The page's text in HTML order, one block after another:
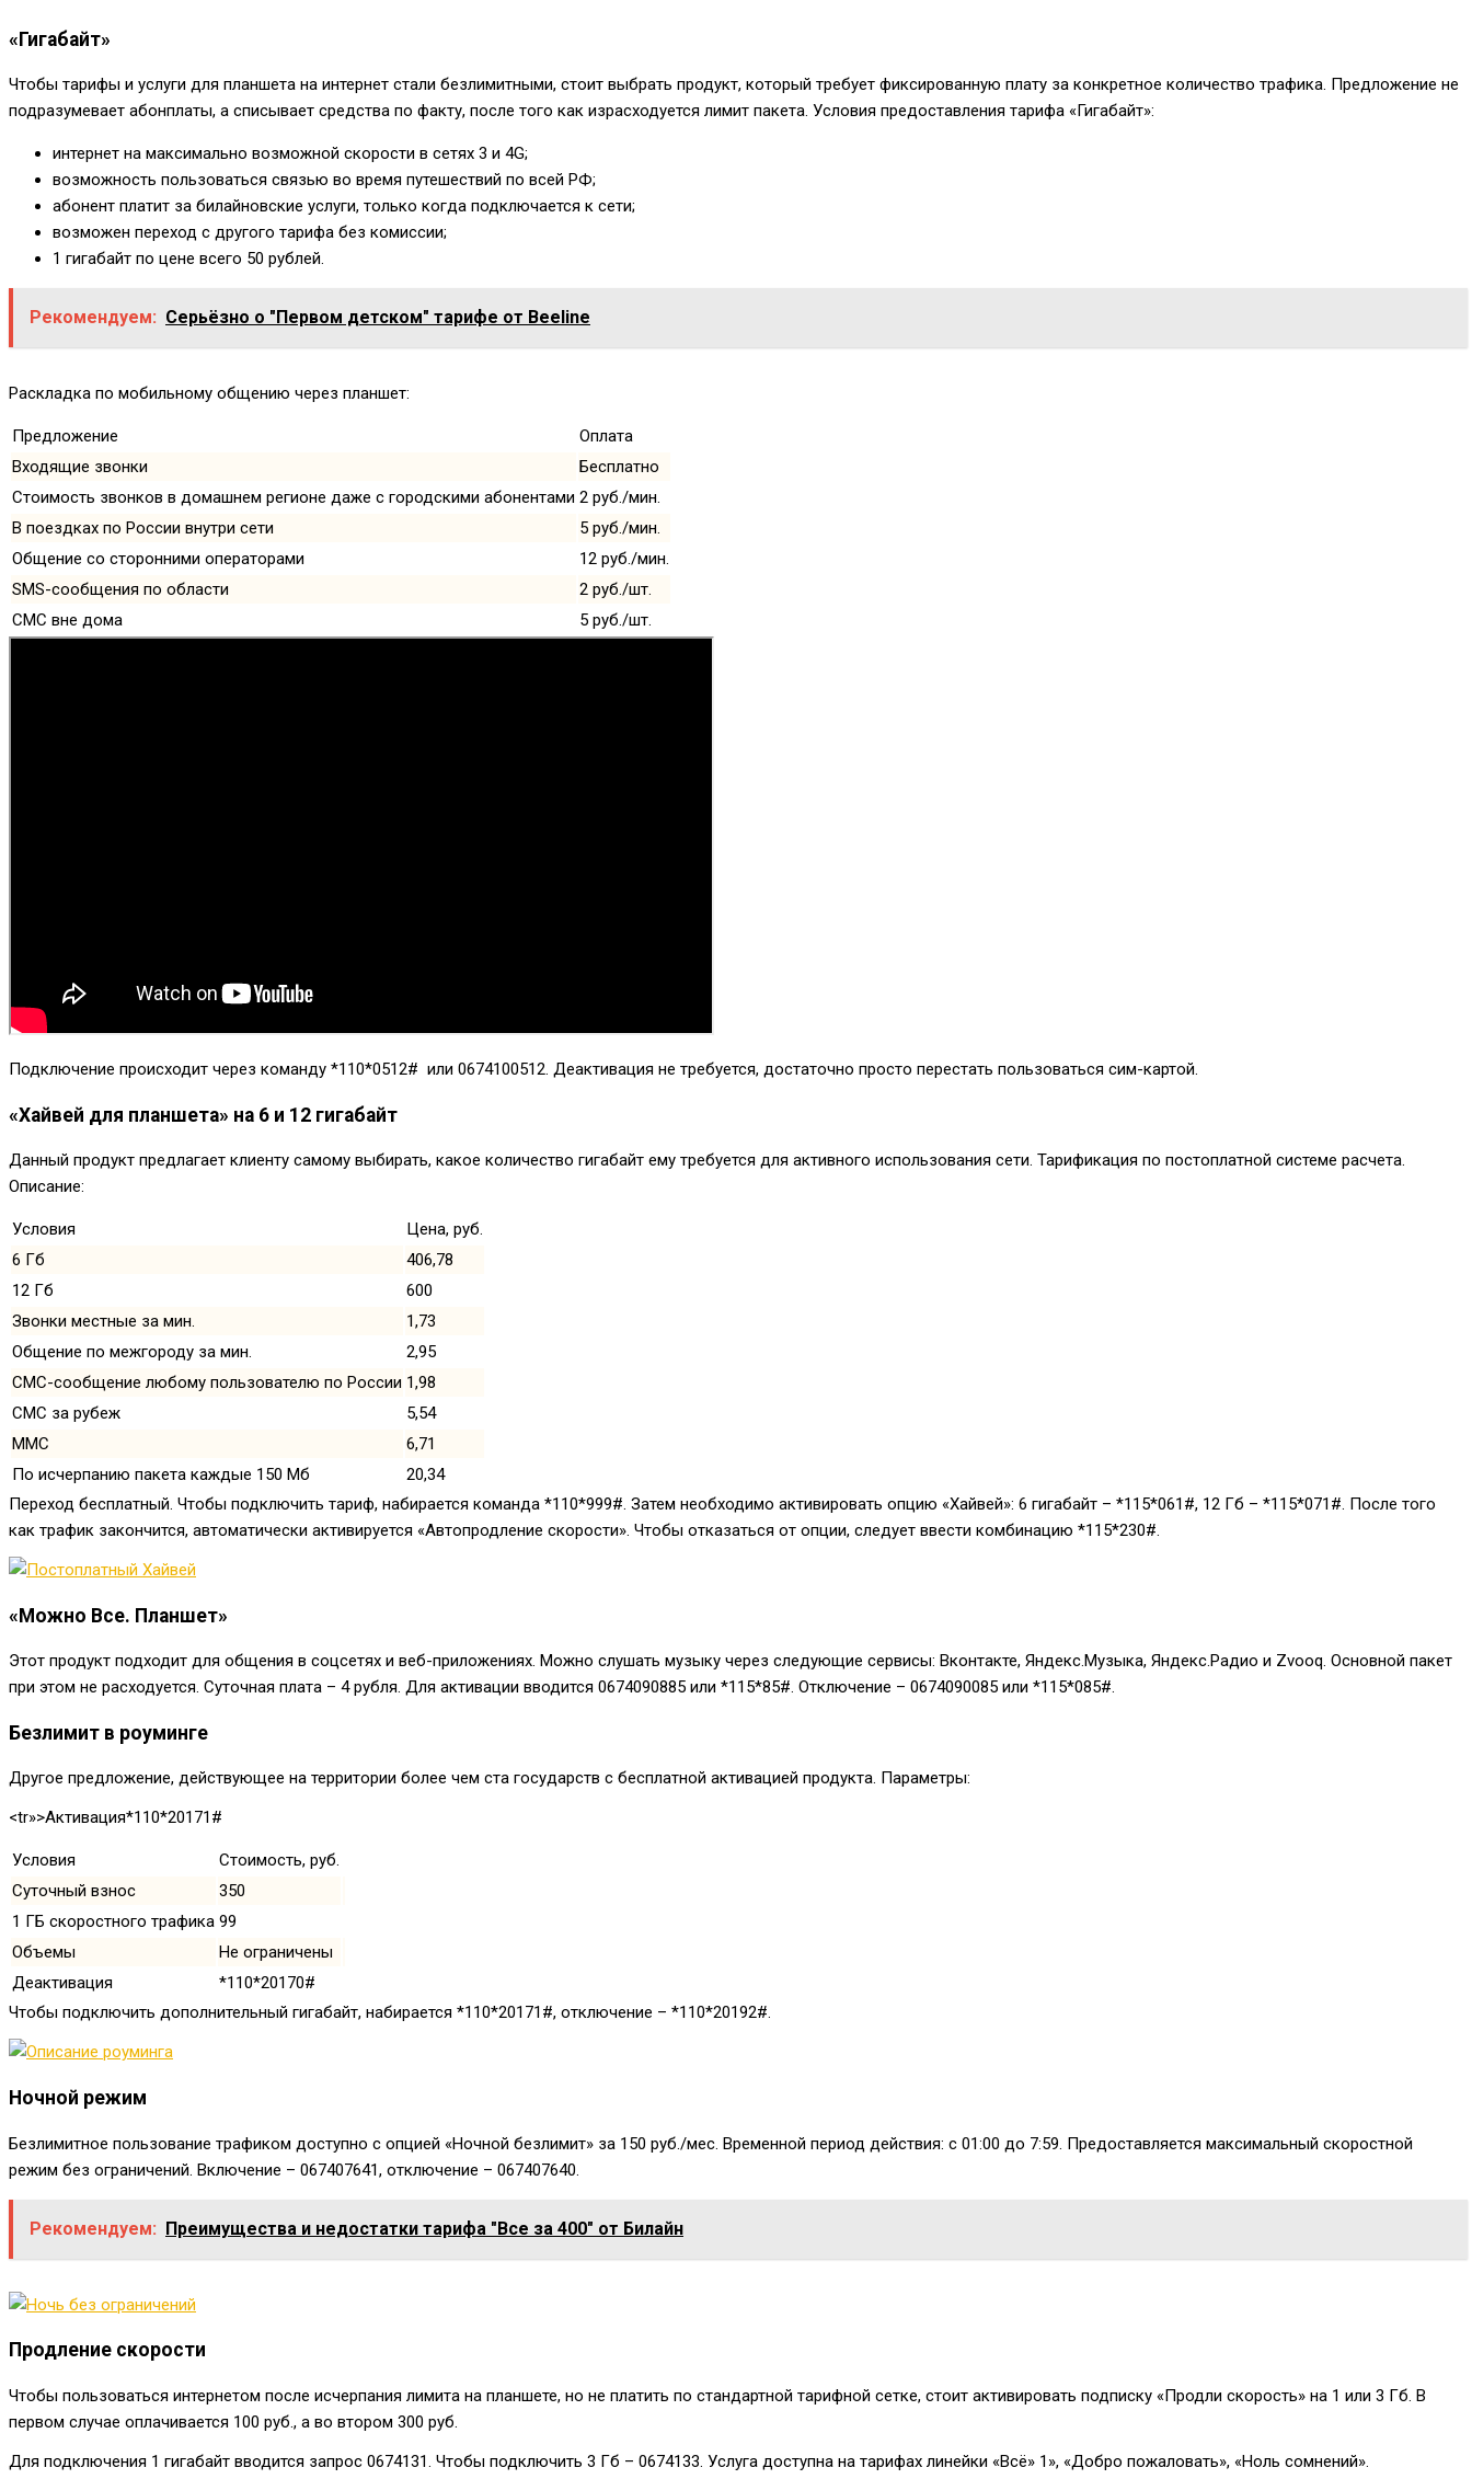
«Гигабайт»
Чтобы тарифы и услуги для планшета на интернет стали безлимитными, стоит выбрать продукт, который требует фиксированную плату за конкретное количество трафика. Предложение не
подразумевает абонплаты, а списывает средства по факту, после того как израсходуется лимит пакета. Условия предоставления тарифа «Гигабайт»:
интернет на максимально возможной скорости в сетях 3 и 4G;
возможность пользоваться связью во время путешествий по всей РФ;
абонент платит за билайновские услуги, только когда подключается к сети;
возможен переход с другого тарифа без комиссии;
1 гигабайт по цене всего 50 рублей.
Рекомендуем: Серьёзно о "Первом детском" тарифе от Beeline
Раскладка по мобильному общению через планшет:
Предложение
Оплата
Входящие звонки
Бесплатно
Стоимость звонков в домашнем регионе даже с городскими абонентами 2 руб./мин.
В поездках по России внутри сети
5 руб./мин.
Общение со сторонними операторами
12 руб./мин.
SMS-сообщения по области
2 руб./шт.
СМС вне дома
5 руб./шт.
Подключение происходит через команду *110*0512# или 0674100512. Деактивация не требуется, достаточно просто перестать пользоваться сим-картой.
«Хайвей для планшета» на 6 и 12 гигабайт
Данный продукт предлагает клиенту самому выбирать, какое количество гигабайт ему требуется для активного использования сети. Тарификация по постоплатной системе расчета.
Описание:
Условия
Цена, руб.
6 Гб
406,78
12 Гб
600
Звонки местные за мин.
1,73
Общение по межгороду за мин.
2,95
СМС-сообщение любому пользователю по России 1,98
СМС за рубеж
5,54
ММС
6,71
По исчерпанию пакета каждые 150 Мб
20,34
Переход бесплатный. Чтобы подключить тариф, набирается команда *110*999#. Затем необходимо активировать опцию «Хайвей»: 6 гигабайт – *115*061#, 12 Гб – *115*071#. После того
как трафик закончится, автоматически активируется «Автопродление скорости». Чтобы отказаться от опции, следует ввести комбинацию *115*230#.
«Можно Все. Планшет»
Этот продукт подходит для общения в соцсетях и веб-приложениях. Можно слушать музыку через следующие сервисы: Вконтакте, Яндекс.Музыка, Яндекс.Радио и Zvooq. Основной пакет
при этом не расходуется. Суточная плата – 4 рубля. Для активации вводится 0674090885 или *115*85#. Отключение – 0674090085 или *115*085#.
Безлимит в роуминге
Другое предложение, действующее на территории более чем ста государств с бесплатной активацией продукта. Параметры:
<tr»>Активация*110*20171#
Условия
Стоимость, руб.
Суточный взнос
350
1 ГБ скоростного трафика 99
Объемы
Не ограничены
Деактивация
*110*20170#
Чтобы подключить дополнительный гигабайт, набирается *110*20171#, отключение – *110*20192#.
Ночной режим
Безлимитное пользование трафиком доступно с опцией «Ночной безлимит» за 150 руб./мес. Временной период действия: с 01:00 до 7:59. Предоставляется максимальный скоростной
режим без ограничений. Включение – 067407641, отключение – 067407640
Рекомендуем: Преимущества и недостатки тарифа "Все за 400" от Билайн
Продление скорости
Чтобы пользоваться интернетом после исчерпания лимита на планшете, но не платить по стандартной тарифной сетке, стоит активировать подписку «Продли скорость» на 1 или 3 Гб. В
первом случае оплачивается 100 руб., а во втором 300 руб.
Для подключения 1 гигабайт вводится запрос 0674131 . Чтобы подключить 3 Гб – 0674133 . Услуга доступна на тарифах линейки «Всё» 1», «Добро пожаловать», «Ноль сомнений».